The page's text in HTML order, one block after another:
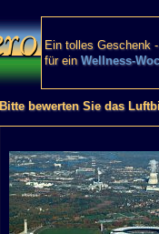
Ein tolles Geschenk
für ein Wellness-
Bitte bewerten Sie das